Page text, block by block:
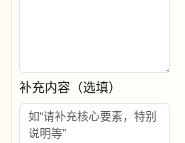
补充内容（选填）